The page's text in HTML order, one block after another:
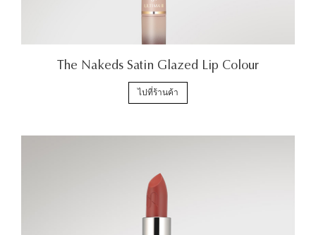
The Nakeds Satin Glazed Lip Colour
ไปที่ร้านค้า